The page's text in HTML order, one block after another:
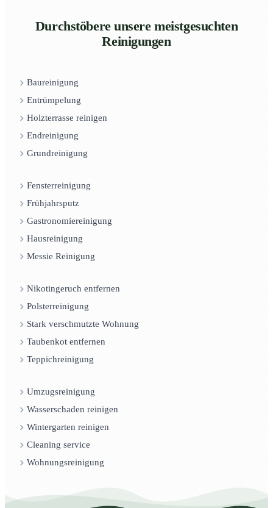
Durchstöbere unsere meistgesuchten
Reinigungen
Baureinigung
Entrümpelung
Holzterrasse reinigen
Endreinigung
Grundreinigung
Fensterreinigung
Frühjahrsputz
Gastronomiereinigung
Hausreinigung
Messie Reinigung
Nikotingeruch entfernen
Polsterreinigung
Stark verschmutzte Wohnung
Taubenkot entfernen
Teppichreinigung
Umzugsreinigung
Wasserschaden reinigen
Wintergarten reinigen
Cleaning service
Wohnungsreinigung